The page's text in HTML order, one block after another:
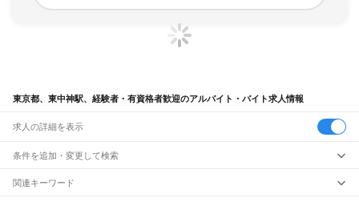
東京都、東中神駅、経験者・有資格者歓迎のアルバイト・バイト求人情報
求人の詳細を表示
条件を追加・変更して検索
市区町村を追加・変更
関連キーワード